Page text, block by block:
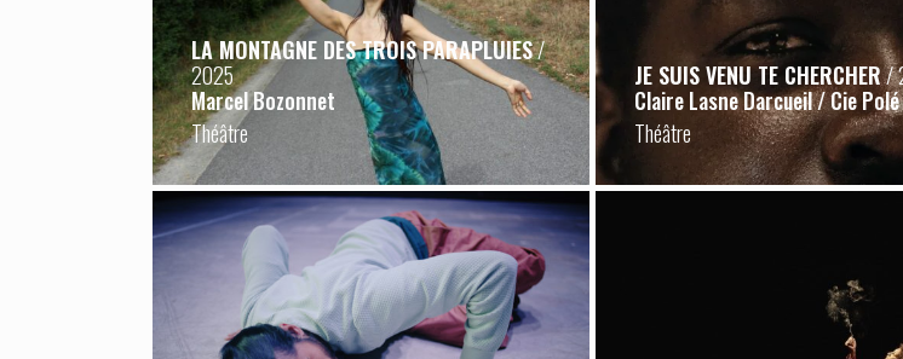
LA MONTAGNE DES TROIS PARAPLUIES/
2025
Marcel Bozonnet
Théâtre
JE SUIS VENU TE CHERCHER/
Claire Lasne Darcueil / Cie
Théâtre